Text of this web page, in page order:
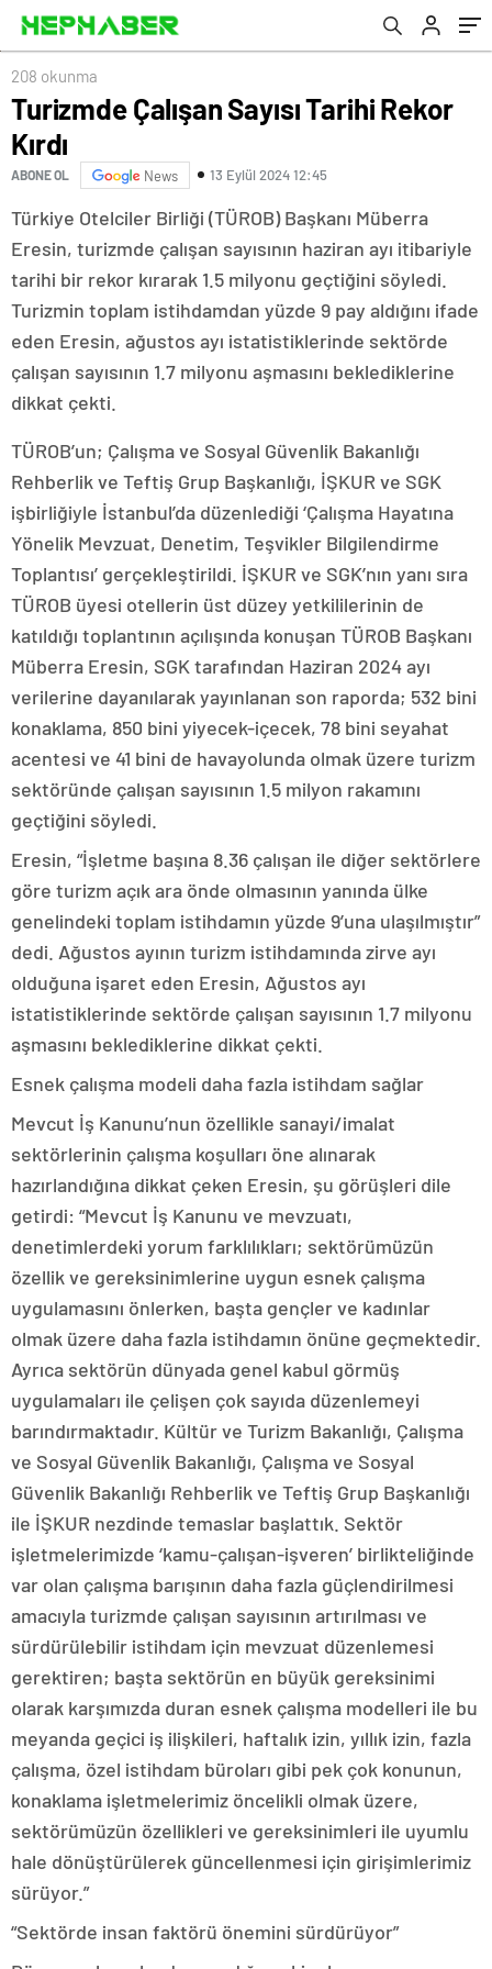
208 okunma
Turizmde Çalışan Sayısı Tarihi Rekor
Kırdı
ABONE OL News 13 Eylül 2024 12:45
Türkiye Otelciler Birliği (TÜROB) Başkanı Müberra
Eresin, turizmde çalışan sayısının haziran ayı itibariyle
tarihi bir rekor kırarak 1.5 milyonu geçtiğini söyledi.
Turizmin toplam istihdamdan yüzde 9 pay aldığını ifade
eden Eresin, ağustos ayı istatistiklerinde sektörde
çalışan sayısının 1.7 milyonu aşmasını beklediklerine
dikkat çekti.
TÜROB’un; Çalışma ve Sosyal Güvenlik Bakanlığı
Rehberlik ve Teftiş Grup Başkanlığı, İŞKUR ve SGK
işbirliğiyle İstanbul’da düzenlediği ‘Çalışma Hayatına
Yönelik Mevzuat, Denetim, Teşvikler Bilgilendirme
Toplantısı’ gerçekleştirildi. İŞKUR ve SGK’nın yanı sıra
TÜROB üyesi otellerin üst düzey yetkililerinin de
katıldığı toplantının açılışında konuşan TÜROB Başkanı
Müberra Eresin, SGK tarafından Haziran 2024 ayı
verilerine dayanılarak yayınlanan son raporda; 532 bini
konaklama, 850 bini yiyecek-içecek, 78 bini seyahat
acentesi ve 41 bini de havayolunda olmak üzere turizm
sektöründe çalışan sayısının 1.5 milyon rakamını
geçtiğini söyledi.
Eresin, “İşletme başına 8.36 çalışan ile diğer sektörlere
göre turizm açık ara önde olmasının yanında ülke
genelindeki toplam istihdamın yüzde 9’una ulaşılmıştır”
dedi. Ağustos ayının turizm istihdamında zirve ayı
olduğuna işaret eden Eresin, Ağustos ayı
istatistiklerinde sektörde çalışan sayısının 1.7 milyonu
aşmasını beklediklerine dikkat çekti.
Esnek çalışma modeli daha fazla istihdam sağlar
Mevcut İş Kanunu’nun özellikle sanayi/imalat
sektörlerinin çalışma koşulları öne alınarak
hazırlandığına dikkat çeken Eresin, şu görüşleri dile
getirdi: “Mevcut İş Kanunu ve mevzuatı,
denetimlerdeki yorum farklılıkları; sektörümüzün
özellik ve gereksinimlerine uygun esnek çalışma
uygulamasını önlerken, başta gençler ve kadınlar
olmak üzere daha fazla istihdamın önüne geçmektedir.
Ayrıca sektörün dünyada genel kabul görmüş
uygulamaları ile çelişen çok sayıda düzenlemeyi
barındırmaktadır. Kültür ve Turizm Bakanlığı, Çalışma
ve Sosyal Güvenlik Bakanlığı, Çalışma ve Sosyal
Güvenlik Bakanlığı Rehberlik ve Teftiş Grup Başkanlığı
ile İŞKUR nezdinde temaslar başlattık. Sektör
işletmelerimizde ‘kamu-çalışan-işveren’ birlikteliğinde
var olan çalışma barışının daha fazla güçlendirilmesi
amacıyla turizmde çalışan sayısının artırılması ve
sürdürülebilir istihdam için mevzuat düzenlemesi
gerektiren; başta sektörün en büyük gereksinimi
olarak karşımızda duran esnek çalışma modelleri ile bu
meyanda geçici iş ilişkileri, haftalık izin, yıllık izin, fazla
çalışma, özel istihdam büroları gibi pek çok konunun,
konaklama işletmelerimiz öncelikli olmak üzere,
sektörümüzün özellikleri ve gereksinimleri ile uyumlu
hale dönüştürülerek güncellenmesi için girişimlerimiz
sürüyor.”
“Sektörde insan faktörü önemini sürdürüyor”